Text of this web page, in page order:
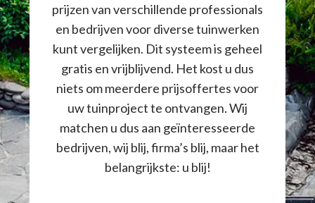
prijzen van verschillende professionals
en bedrijven voor diverse tuinwerken
kunt vergelijken. Dit systeem is geheel
gratis en vrijblijvend. Het kost u dus
niets om meerdere prijsoffertes voor
uw tuinproject te ontvangen. Wij
matchen u dus aan geïnteresseerde
bedrijven, wij blij, firma’s blij, maar het
belangrijkste: u blij!